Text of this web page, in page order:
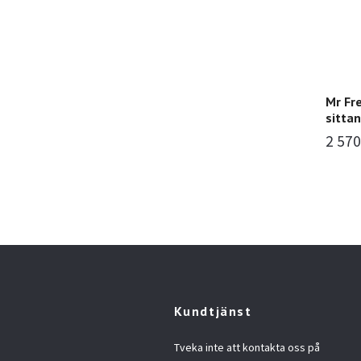
Mr
2
Kundtjänst
Tveka inte att kontakta oss på